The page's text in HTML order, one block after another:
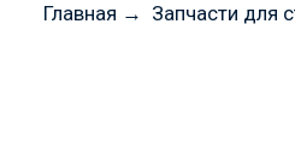
Главная → Запчасти для